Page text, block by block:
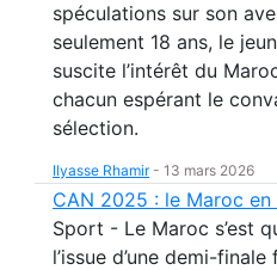
spéculations sur son
seulement 18 ans, le
suscite l’intérêt du
chacun espérant le
sélection.
Ilyasse Rhamir- 13 mars 2026
CAN 2025 : le Maroc en
Sport - Le Maroc s’est
l’issue d’une demi-